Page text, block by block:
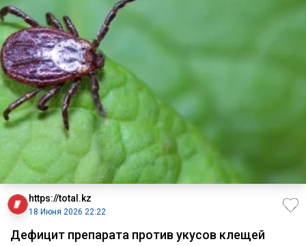
https://total.kz
18 Июня 2026 22:22
Дефицит препарата против укусов клещей